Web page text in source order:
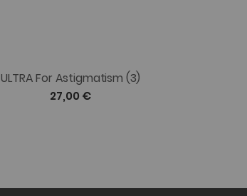
ULTRA For Astigmatism (3)
27,00 €